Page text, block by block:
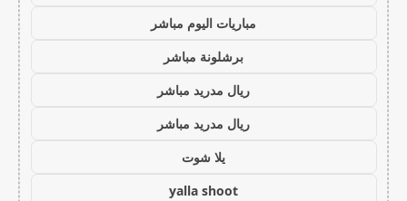
مباريات اليوم مباشر
برشلونة مباشر
ريال مدريد مباشر
ريال مدريد مباشر
يلا شوت
yalla shoot